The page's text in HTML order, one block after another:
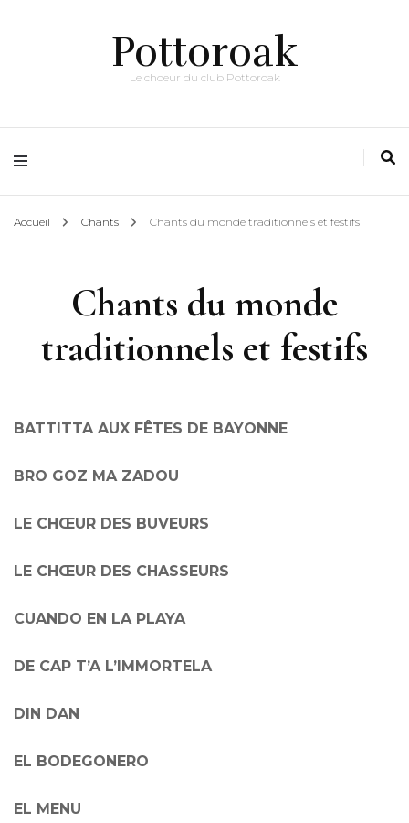
Pottoroak
Le choeur du club Pottoroak
Accueil Chants Chants du monde traditionnels et festifs
Chants du monde
traditionnels et festifs
BATTITTA AUX FÊTES DE BAYONNE
BRO GOZ MA ZADOU
LE CHŒUR DES BUVEURS
LE CHŒUR DES CHASSEURS
CUANDO EN LA PLAYA
DE CAP T’A L’IMMORTELA
DIN DAN
EL BODEGONERO
EL MENU